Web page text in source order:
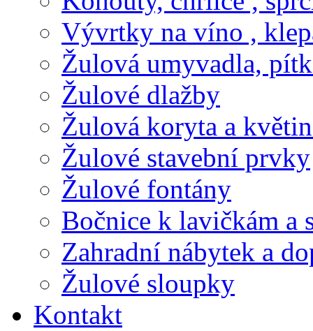
Vývrtky na víno ,
Žulová umyvadla,
Žulové dlažby
Žulová koryta a
Žulové stavební prvky
Žulové fontány
Bočnice k lavičkám a
Zahradní nábytek a
Žulové sloupky
Kontakt